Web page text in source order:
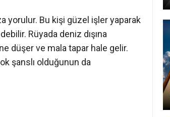
yorulur. Bu kişi güzel işler yaparak
Rüyada deniz dışına
düşer ve mala tapar hale gelir.
şanslı olduğunun da